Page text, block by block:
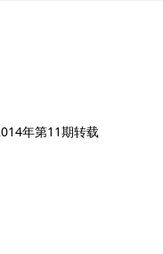
年第11期转载